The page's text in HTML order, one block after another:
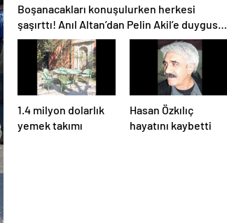
Boşanacakları konuşulurken herkesi
şaşırttı! Anıl Altan’dan Pelin Akil’e duygusal
Anneler Günü mesajı
1.4 milyon dolarlık
yemek takımı
Hasan Özkılıç
hayatını kaybetti